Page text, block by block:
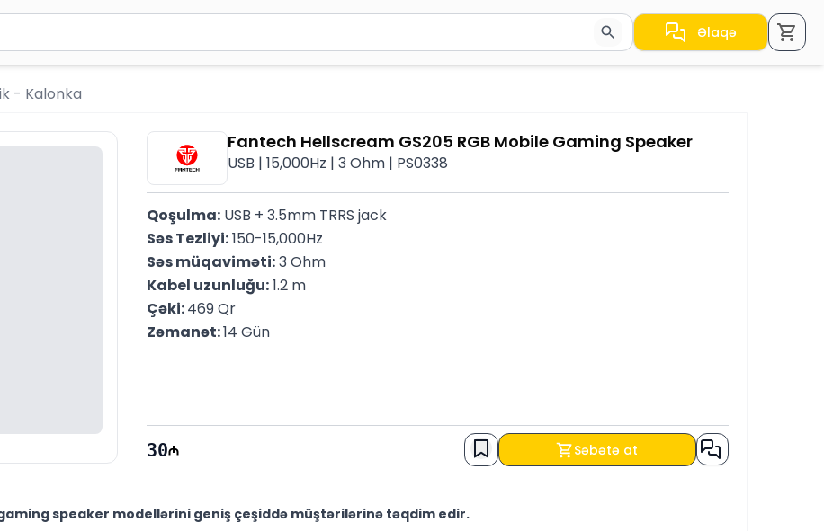
2 simvol yazın. Göndərmək üçün Enter düyməsini basın və ya nəticələr arasında keçid etmək üçün ox
Əlaqə
- Kalonka
Fantech Hellscream GS205 RGB Mobile Gaming Speaker
USB | 15,000Hz | 3 Ohm | PS0338
Qoşulma: USB + 3.5mm TRRS jack
Səs Tezliyi: 150-15,000Hz
Səs müqaviməti: 3 Ohm
Kabel uzunluğu: 1.2 m
Çəki: 469 Qr
Zəmanət: 14 Gün
30 Səbətə at
speaker modellərini geniş çeşiddə müştərilərinə təqdim edir.